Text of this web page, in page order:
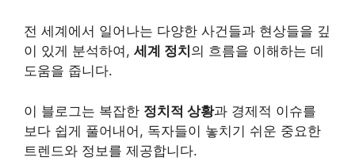
전 세계에서 일어나는 다양한 사건들과 현상들을 깊
이 있게 분석하여, 세계 정치 의 흐름을 이해하는 데
도움을 줍니다.
이 블로그는 복잡한 정치적 상황과 경제적 이슈를
보다 쉽게 풀어내어, 독자들이 놓치기 쉬운 중요한
트렌드와 정보를 제공합니다.